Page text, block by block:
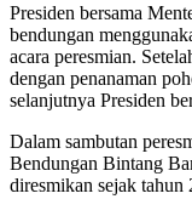
Presiden bersama
bendungan
acara peresmian.
dengan penanaman
selanjutnya Presiden
Dalam sambutan
Bendungan Bintang
diresmikan sejak tahun